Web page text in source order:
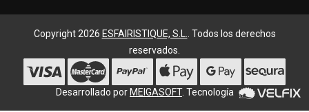
Copyright 2026 ESFAIRISTIQUE, S.L.. Todos los derechos
reservados.
Desarrollado por MEIGASOFT. Tecnología